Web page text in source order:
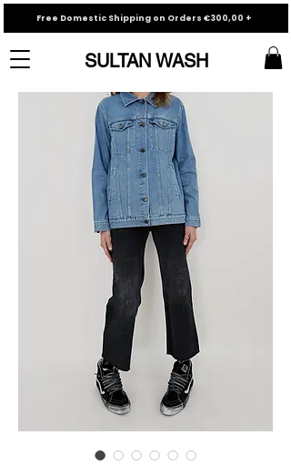
SULTAN WASH
Free Domestic Shipping on Orders €300,00 +